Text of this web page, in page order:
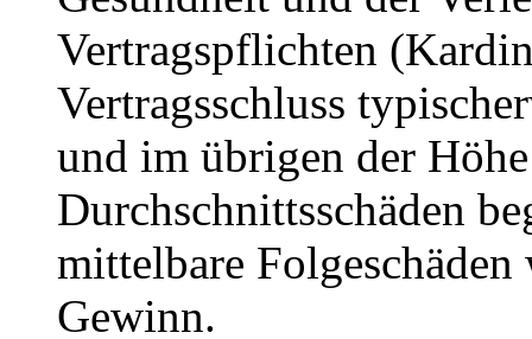
Vertragspflichten
Vertragsschluss
und im übrigen der
Durchschnittsschäden
mittelbare Folgeschäden
Gewinn.